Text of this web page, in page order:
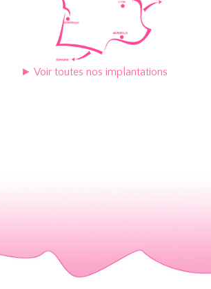
► Voir toutes nos implantations